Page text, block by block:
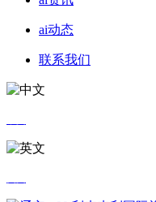
ai动态
联系我们